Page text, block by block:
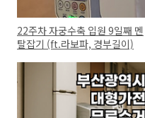
22주차 자궁수축 입원 9일째 멘
탈잡기 (ft.라보파, 경부길이)